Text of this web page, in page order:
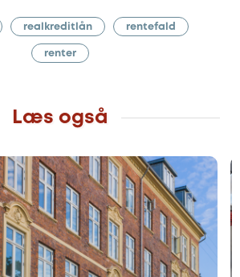
realkreditlån rentefald
renter
Læs også